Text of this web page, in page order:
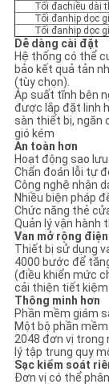
Tối đachiều dài
Tối đanhịp dọc
Tối đanhịp dọc
Dễ dàng cài đặt
Hệ thống có thể
bảo kết quả tản
(tùy chọn).
Áp suất tĩnh bên
được lắp đặt linh
sàn thiết bị, ngăn
gió kém
An toàn hơn
Hoạt động sao
Chẩn đoán lỗi tự
Công nghệ nhận
Nhiều biện pháp
Chức năng thẻ
Quản lý vận hành
Van mở rộng
Thiết bị sử dụng
4000 bước để
(điều khiển mức
cải thiện tiết kiệm
Thông minh hơn
Phần mềm giám
Một bộ phần
2048 đơn vị trong
lý tập trung quy
Sạc kiểm soát
Đơn vị có thể